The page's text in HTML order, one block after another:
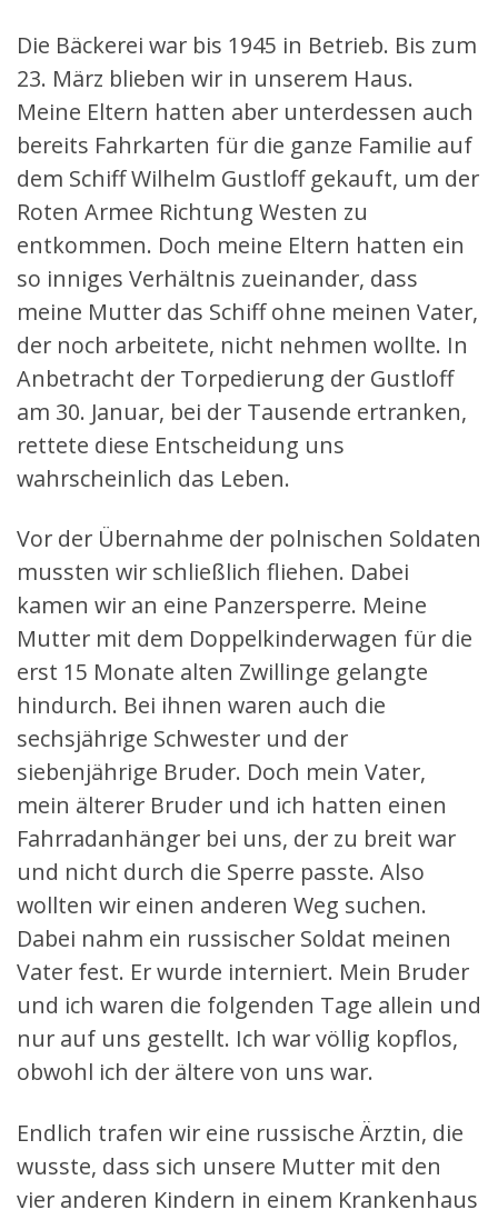
Die Bäckerei war bis 1945 in Betrieb. Bis zum
23. März blieben wir in unserem Haus.
Meine Eltern hatten aber unterdessen auch
bereits Fahrkarten für die ganze Familie auf
dem Schiff Wilhelm Gustloff gekauft, um der
Roten Armee Richtung Westen zu
entkommen. Doch meine Eltern hatten ein
so inniges Verhältnis zueinander, dass
meine Mutter das Schiff ohne meinen Vater,
der noch arbeitete, nicht nehmen wollte. In
Anbetracht der Torpedierung der Gustloff
am 30. Januar, bei der Tausende ertranken,
rettete diese Entscheidung uns
wahrscheinlich das Leben.
Vor der Übernahme der polnischen Soldaten
mussten wir schließlich fliehen. Dabei
kamen wir an eine Panzersperre. Meine
Mutter mit dem Doppelkinderwagen für die
erst 15 Monate alten Zwillinge gelangte
hindurch. Bei ihnen waren auch die
sechsjährige Schwester und der
siebenjährige Bruder. Doch mein Vater,
mein älterer Bruder und ich hatten einen
Fahrradanhänger bei uns, der zu breit war
und nicht durch die Sperre passte. Also
wollten wir einen anderen Weg suchen.
Dabei nahm ein russischer Soldat meinen
Vater fest. Er wurde interniert. Mein Bruder
und ich waren die folgenden Tage allein und
nur auf uns gestellt. Ich war völlig kopflos,
obwohl ich der ältere von uns war.
Endlich trafen wir eine russische Ärztin, die
wusste, dass sich unsere Mutter mit den
vier anderen Kindern in einem Krankenhaus